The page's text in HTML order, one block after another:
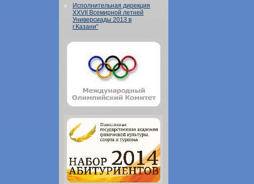
Исполнительная дирекция
XXVII Всемирной летней
Универсиады 2013 в
г.Казани"